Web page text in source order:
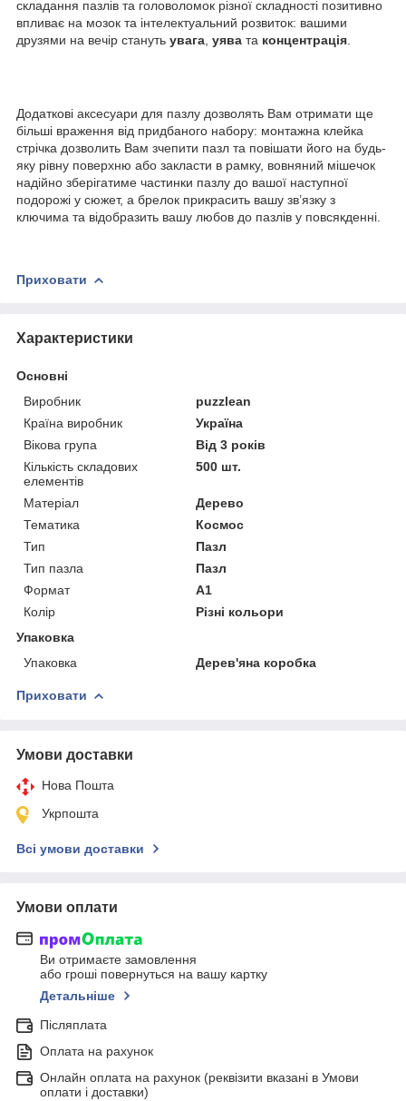
складання пазлів та головоломок різної складності позитивно
впливає на мозок та інтелектуальний розвиток: вашими
друзями на вечір стануть увага уява та концентрація
Додаткові аксесуари для пазлу дозволять Вам отримати ще
більші враження від придбаного набору: монтажна клейка
стрічка дозволить Вам зчепити пазл та повішати його на будь-
яку рівну поверхню або закласти в рамку, вовняний мішечок
надійно зберігатиме частинки пазлу до вашої наступної
подорожі у сюжет, а брелок прикрасить вашу зв’язку з
ключима та відобразить вашу любов до пазлів у повсякденні.
Приховати
Характеристики
Основні
Виробник
puzzlean
Країна виробник
Україна
Вікова група
Від 3 років
Кількість складових
елементів
500 шт.
Матеріал
Дерево
Тематика
Космос
Тип
Пазл
Тип пазла
Пазл
Формат
А1
Колір
Різні кольори
Упаковка
Упаковка
Дерев'яна коробка
Приховати
Умови доставки
Нова Пошта
Укрпошта
Всі умови доставки
Умови оплати
Ви отримаєте замовлення
або гроші повернуться на вашу картку
Детальніше
Післяплата
Оплата на рахунок
Онлайн оплата на рахунок (реквізити вказані в Умови
оплати і доставки)